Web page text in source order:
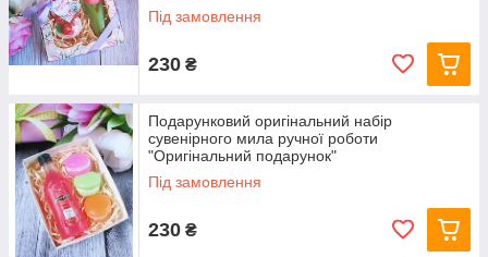
Під замовлення
230 ₴
Подарунковий оригінальний набір
сувенірного мила ручної роботи
"Оригінальний подарунок"
Під замовлення
230 ₴